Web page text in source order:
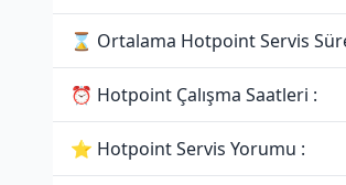
⌛ Ortalama Hotpoint Servis
⏰ Hotpoint Çalışma Saatleri :
⭐ Hotpoint Servis Yorumu :